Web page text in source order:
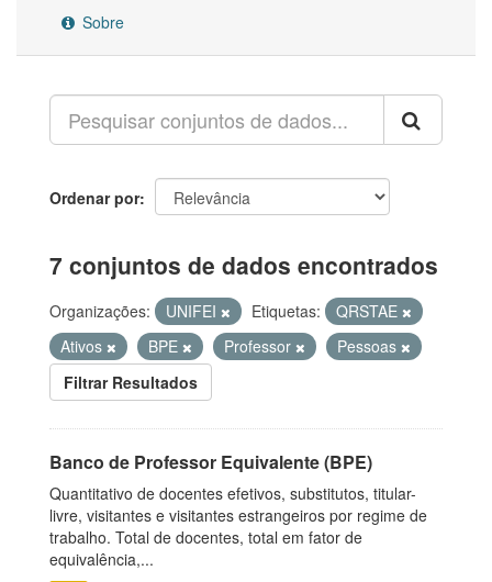
Sobre
Ordenar por
7 conjuntos de dados encontrados
Organizações: UNIFEI Etiquetas:
QRSTAE
Ativos
BPE Professor
Pessoas
Filtrar Resultados
Banco de Professor Equivalente (BPE)
Quantitativo de docentes efetivos, substitutos, titular-
livre, visitantes e visitantes estrangeiros por regime de
trabalho. Total de docentes, total em fator de
equivalência,...